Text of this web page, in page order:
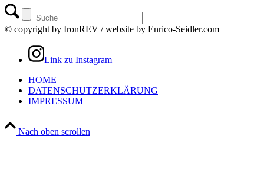
© copyright by IronREV / website by Enrico-Seidler.com
Link zu Instagram
HOME
DATENSCHUTZERKLÄRUNG
IMPRESSUM
Nach oben scrollen